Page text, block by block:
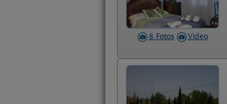
8 Fotos Video